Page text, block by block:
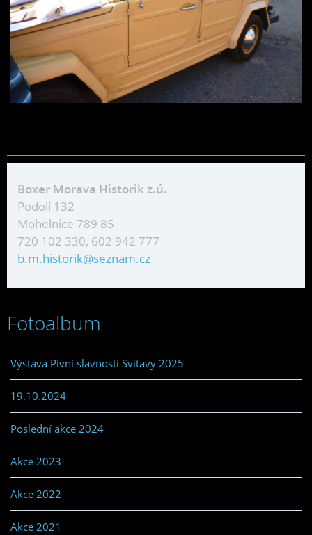
Boxer Morava Historik z.ú.
Podolí 132
Mohelnice 789 85
720 102 330, 602 942 777
b.m.historik@seznam.cz
Fotoalbum
Výstava Pivní slavnosti Svitavy 2025
19.10.2024
Poslední akce 2024
Akce 2023
Akce 2022
Akce 2021